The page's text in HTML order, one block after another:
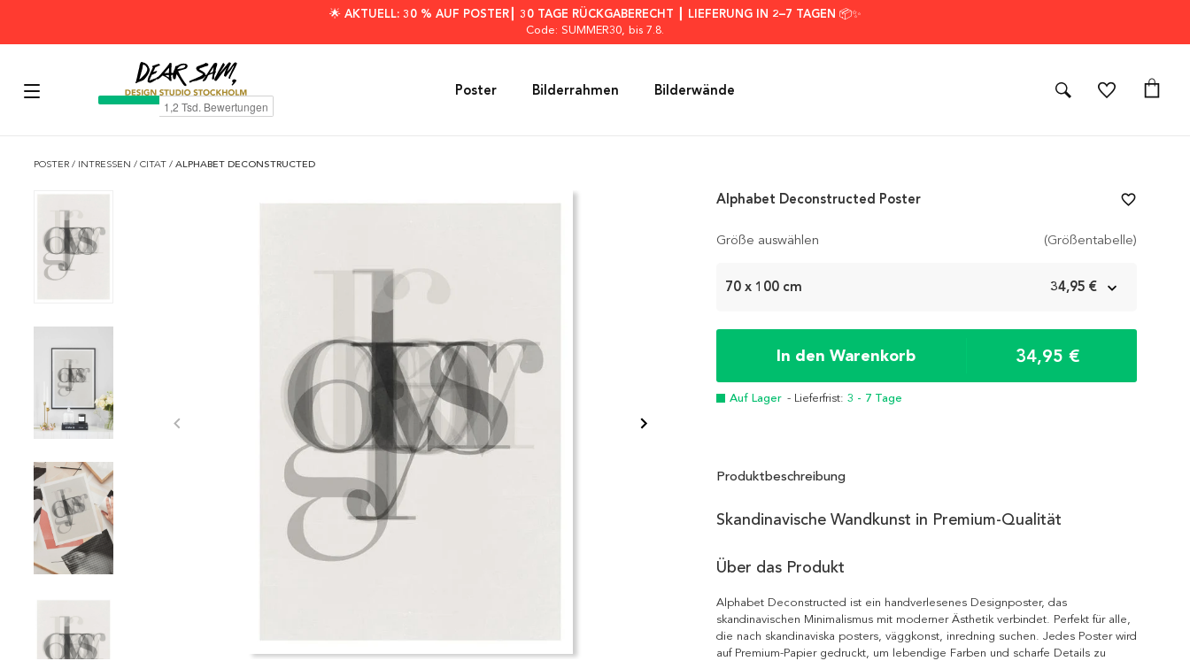
🌟 AKTUELL: 30 % AUF POSTER┃ 30 TAGE RÜCKGABERECHT ┃ LIEFERUNG IN 2–7 TAGEN 📦✨
Code: SUMMER30, bis 7.8.
Poster Bilderrahmen Bilderwände
POSTER / INTRESSEN / CITAT / ALPHABET DECONSTRUCTED
Größe auswählen (Größentabelle)
70 x 100 cm 34,95 €
In den Warenkorb 34,95 €
Auf Lager - Lieferfrist: 3 - 7 Tage
Alphabet Deconstructed Poster favorite_border
Produktbeschreibung
Skandinavische Wandkunst in Premium-Qualität
Über das Produkt
Alphabet Deconstructed ist ein handverlesenes Designposter, das
skandinavischen Minimalismus mit moderner Ästhetik verbindet. Perfekt für alle,
die nach skandinaviska posters, väggkonst, inredning suchen. Jedes Poster wird
auf Premium-Papier gedruckt, um lebendige Farben und scharfe Details zu